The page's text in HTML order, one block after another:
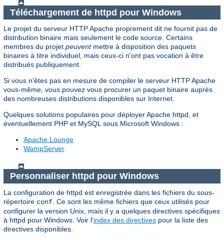
Téléchargement de httpd pour Windows
Le projet du serveur HTTP Apache proprement dit ne fournit pas de
distribution binaire mais seulement le code source. Certains
membres du projet peuventmettre à disposition des paquets
binaires à titre individuel, mais ceux-ci n'ont pas vocation à être
distribués publiquement.
Si vous n'êtes pas en mesure de compiler le serveur HTTP Apache
vous-même, vous pouvez vous procurer un paquet binaire auprès
des nombreuses distributions disponibles sur Internet.
Quelques solutions populaires pour déployer Apache httpd, et
éventuellement PHP et MySQL sous Microsoft Windows :
Apache Lounge
WampServer
Personnaliser httpd pour Windows
La configuration de httpd est enregistrée dans les fichiers du sous-
répertoire conf . Ce sont les même fichiers que ceux utilisés pour
configurer la version Unix, mais il y a quelques directives spécifiques
à httpd pour Windows. Voir l'index des directives pour la liste des
directives disponibles.